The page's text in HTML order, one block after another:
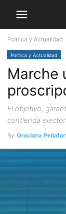
Política y Actualidad
Política y Actualidad
Marche
El objetivo,
contienda
By Graciana